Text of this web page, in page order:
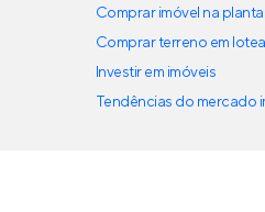
Comprar imóvel na planta
Comprar terreno em
Investir em imóveis
Tendências do mercado